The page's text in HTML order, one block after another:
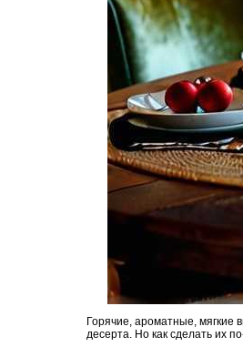
Горячие, ароматные, мягкие
десерта. Но как сделать их